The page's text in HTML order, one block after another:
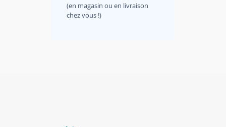
(en magasin ou en livraison
chez vous !)